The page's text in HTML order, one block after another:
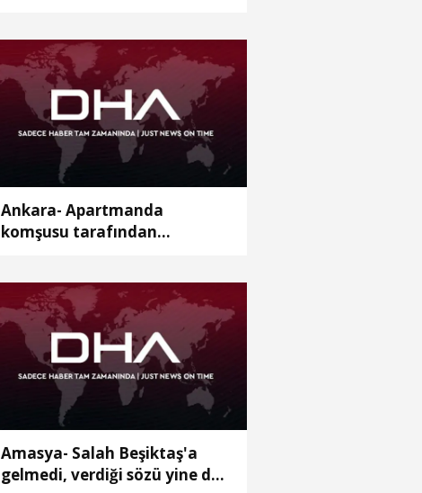
Ankara- Apartmanda
komşusu tarafından
Amasya- Salah Beşiktaş'a
gelmedi, verdiği sözü yine de